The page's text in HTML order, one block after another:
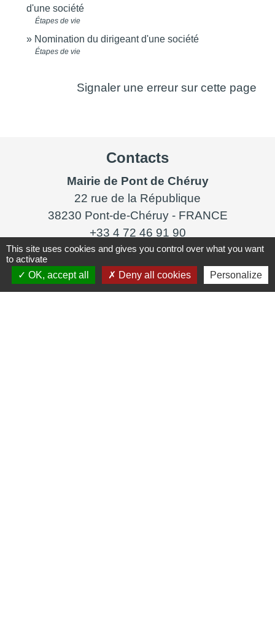
d'une société
Étapes de vie
Nomination du dirigeant d'une société
Étapes de vie
Signaler une erreur sur cette page
Contacts
Mairie de Pont de Chéruy
22 rue de la République
38230 Pont-de-Chéruy - FRANCE
+33 4 72 46 91 90
Nous contacter
This site uses cookies and gives you control over what you want
to activate
OK, accept all
Deny all cookies Personalize